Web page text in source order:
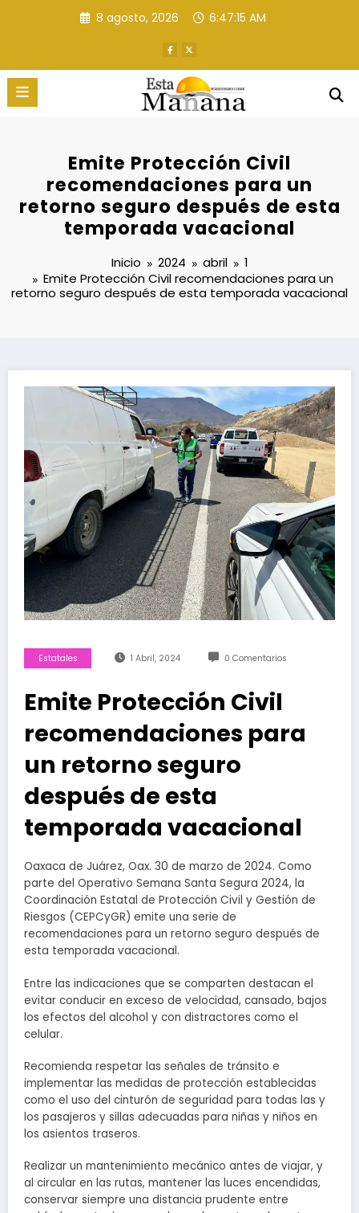
8 agosto, 2026 6:47:16 AM
Emite Protección Civil
recomendaciones para un
retorno seguro después de esta
temporada vacacional
Inicio 2024 abril
1
Emite Protección Civil recomendaciones para un
retorno seguro después de esta temporada vacacional
Estatales 1 Abril, 2024 0 Comentarios
Emite Protección Civil
recomendaciones para
un retorno seguro
después de esta
temporada vacacional
Oaxaca de Juárez, Oax. 30 de marzo de 2024. Como
parte del Operativo Semana Santa Segura 2024, la
Coordinación Estatal de Protección Civil y Gestión de
Riesgos (CEPCyGR) emite una serie de
recomendaciones para un retorno seguro después de
esta temporada vacacional.
Entre las indicaciones que se comparten destacan el
evitar conducir en exceso de velocidad, cansado, bajos
los efectos del alcohol y con distractores como el
celular.
Recomienda respetar las señales de tránsito e
implementar las medidas de protección establecidas
como el uso del cinturón de seguridad para todas las y
los pasajeros y sillas adecuadas para niñas y niños en
los asientos traseros.
Realizar un mantenimiento mecánico antes de viajar, y
al circular en las rutas, mantener las luces encendidas,
conservar siempre una distancia prudente entre